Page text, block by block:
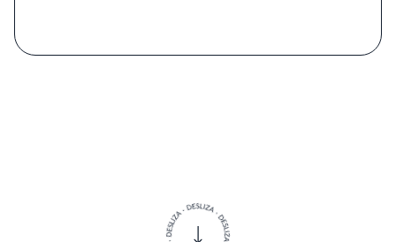
del itamae— trasciende la mera degustación y
personales y ligeros desvíos creativos.